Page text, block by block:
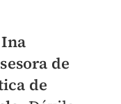
Ina
de
de